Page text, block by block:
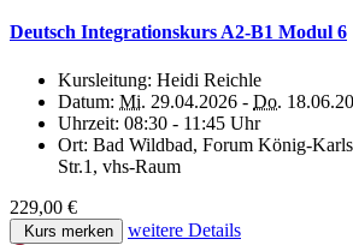
Deutsch Integrationskurs A2-B1 Modul 6
Kursleitung: Heidi Reichle
Datum: Mi. 29.04.2026 - Do.
Uhrzeit: 08:30 - 11:45 Uhr
Ort: Bad Wildbad, Forum König-
Str.1, vhs-Raum
229,00 €
Kurs merken
weitere Details